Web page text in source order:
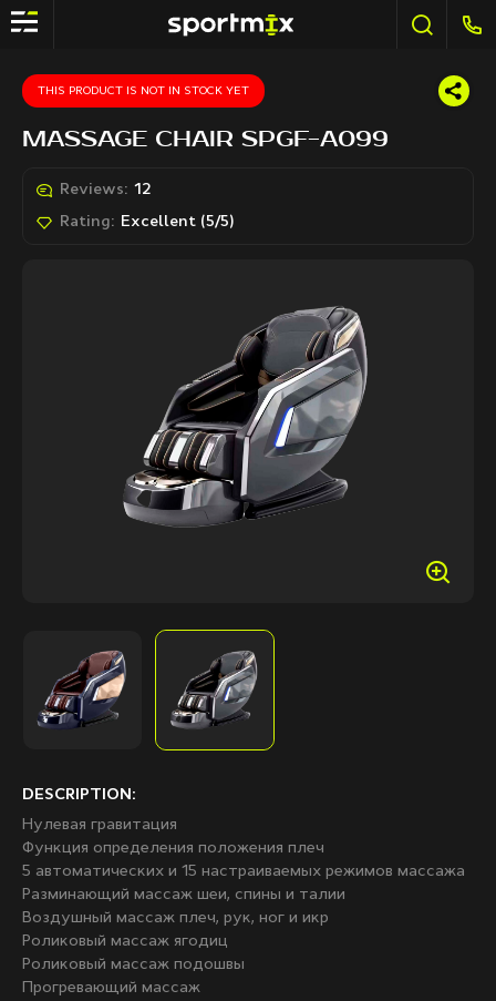
THIS PRODUCT IS NOT IN STOCK YET
MASSAGE CHAIR SPGF-A099
Reviews: 12
Rating: Excellent (5/5)
DESCRIPTION:
Нулевая гравитация
Функция определения положения плеч
5 автоматических и 15 настраиваемых режимов массажа
Разминающий массаж шеи, спины и талии
Воздушный массаж плеч, рук, ног и икр
Роликовый массаж ягодиц
Роликовый массаж подошвы
Прогревающий массаж